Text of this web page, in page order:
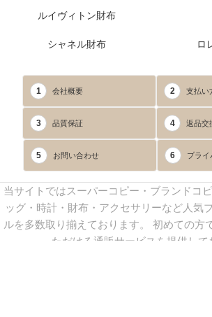
ルイヴィトン財布
シャネル財布 ロ
1 会社概要 2 支払い
3 品質保証 4 返品交
5 お問い合わせ 6 プライ
当サイトではスーパーコピー・ブランドコ
ッグ・時計・財布・アクセサリーなど人気
ルを多数取り揃えております。 初めての方
ただける通販サービスを提供して